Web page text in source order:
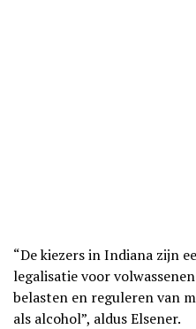
“De kiezers in Indiana zijn
legalisatie voor
belasten en reguleren van
als alcohol”, aldus Elsener.